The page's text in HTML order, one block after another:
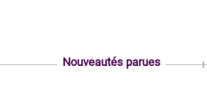
Nouveautés parues